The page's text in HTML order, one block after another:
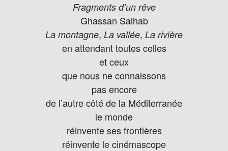
Fragments d’un rêve
Ghassan Salhab
La montagne, La vallée, La rivière
en attendant toutes celles
et ceux
que nous ne connaissons
pas encore
de l’autre côté de la Méditerranée
le monde
réinvente ses frontières
réinvente le cinémascope